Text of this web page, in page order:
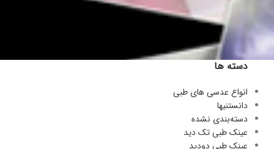
دسته ها
انواع عدسی های طبی
دانستنیها
دسته‌بندی نشده
عینک طبی تک دید
عینک طبی دودید